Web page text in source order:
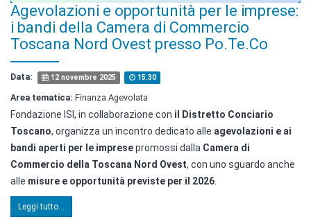
Agevolazioni e opportunità per le imprese:
i bandi della Camera di Commercio
Toscana Nord Ovest presso Po.Te.Co
Data: 12 novembre 2025 15:30
Area tematica: Finanza Agevolata
Fondazione ISI, in collaborazione con il Distretto Conciario
Toscano, organizza un incontro dedicato alle agevolazioni e ai
bandi aperti per le impresepromossi dalla Camera di
Commercio della Toscana Nord Ovest, con uno sguardo anche
alle misure e opportunità previste per il 2026.
Leggi tutto...